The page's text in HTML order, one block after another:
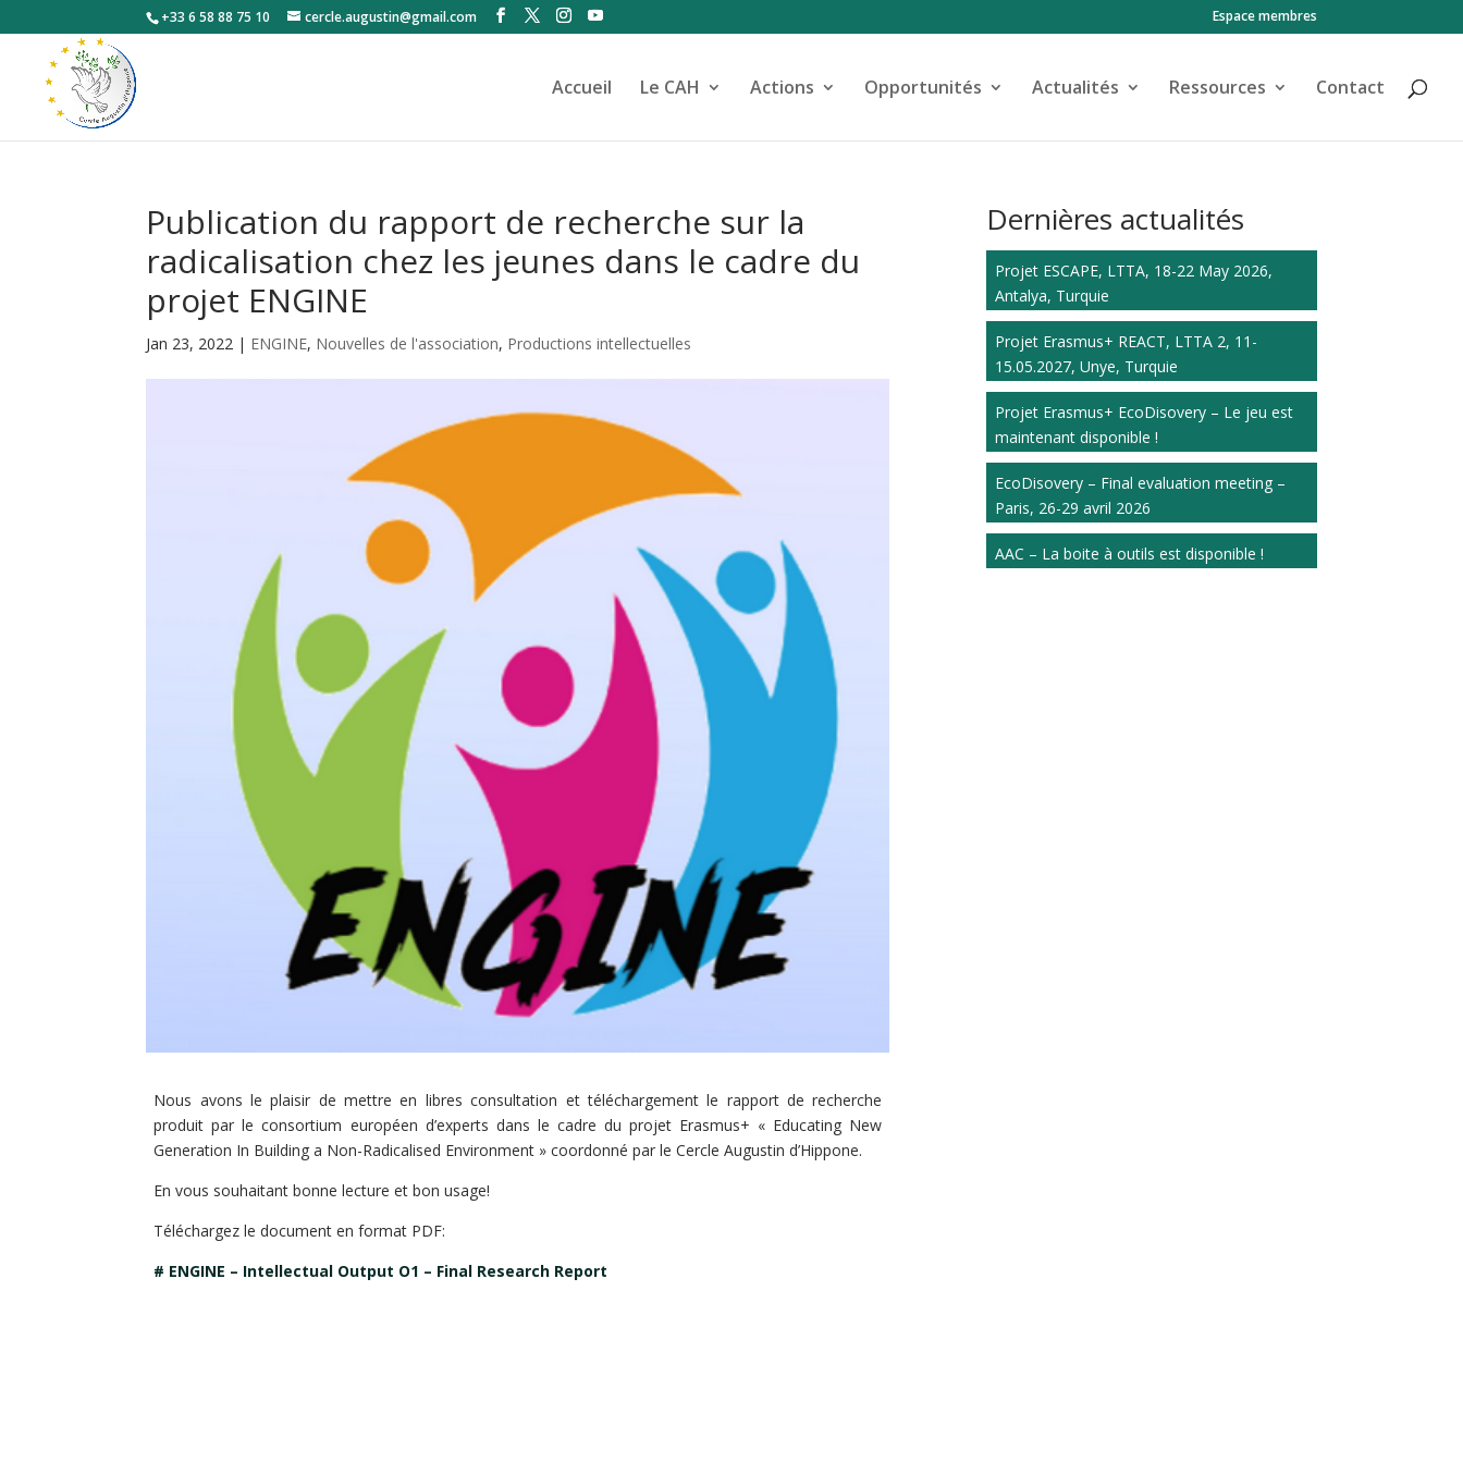
+33 6 58 88 75 10 cercle.augustin@gmail.com Espace membres
Accueil Le CAH Actions Opportunités Actualités Ressources Contact
Publication du rapport de recherche sur la
radicalisation chez les jeunes dans le cadre du
projet ENGINE
Jan 23, 2022 | ENGINE, Nouvelles de l'association, Productions intellectuelles
Nous avons le plaisir de mettre en libres consultation et téléchargement le rapport de recherche
produit par le consortium européen d’experts dans le cadre du projet Erasmus+ « Educating New
Generation In Building a Non-Radicalised Environment » coordonné par le Cercle Augustin d’Hippone.
En vous souhaitant bonne lecture et bon usage!
Téléchargez le document en format PDF:
# ENGINE – Intellectual Output O1 – Final Research Report
Dernières actualités
Projet ESCAPE, LTTA, 18-22 May 2026,
Antalya, Turquie
Projet Erasmus+ REACT, LTTA 2, 11-
15.05.2027, Unye, Turquie
Projet Erasmus+ EcoDisovery – Le jeu est
maintenant disponible !
EcoDisovery – Final evaluation meeting –
Paris, 26-29 avril 2026
AAC – La boite à outils est disponible !